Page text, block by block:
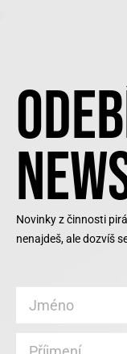
Novinky z činnosti
nenajdeš, ale dozvíš